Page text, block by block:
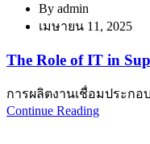
By admin
เมษายน 11, 2025
The Role of IT in
การผลิตงานเชื่อมประกอ
Continue Reading